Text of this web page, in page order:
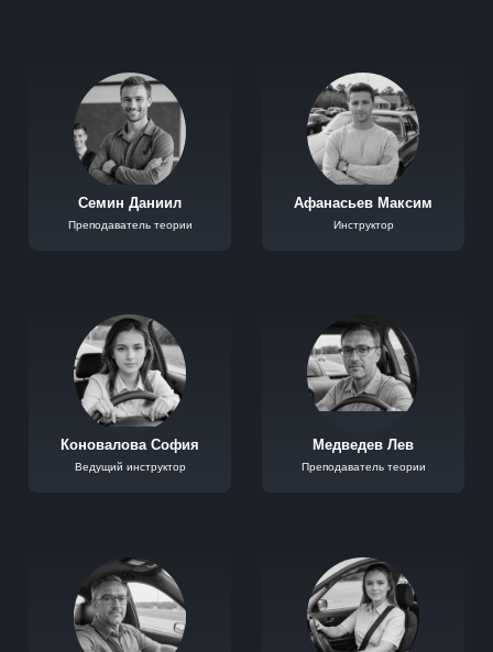
Солнцевская
ЩербинкаСемин Даниил
Преподаватель теории
Афанасьев Максим
Инструктор
Коновалова София
Ведущий инструктор
Медведев Лев
Преподаватель теории